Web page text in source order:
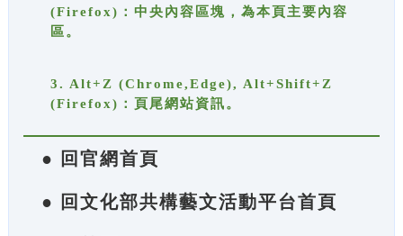
(Firefox)：中央內容區塊，為本頁主要內容
區。
3. Alt+Z (Chrome,Edge), Alt+Shift+Z
(Firefox)：頁尾網站資訊。
● 回官網首頁
● 回文化部共構藝文活動平台首頁